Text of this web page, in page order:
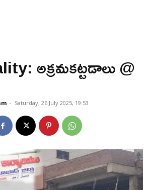
అక్రమకట్టడాలు @
- Saturday, 26 July 2025, 19:53